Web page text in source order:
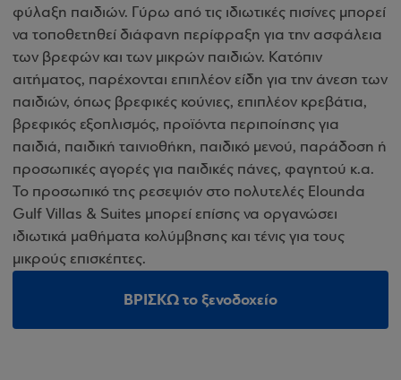
φύλαξη παιδιών. Γύρω από τις ιδιωτικές πισίνες μπορεί
να τοποθετηθεί διάφανη περίφραξη για την ασφάλεια
των βρεφών και των μικρών παιδιών. Κατόπιν
αιτήματος, παρέχονται επιπλέον είδη για την άνεση των
παιδιών, όπως βρεφικές κούνιες, επιπλέον κρεβάτια,
βρεφικός εξοπλισμός, προϊόντα περιποίησης για
παιδιά, παιδική ταινιοθήκη, παιδικό μενού, παράδοση ή
προσωπικές αγορές για παιδικές πάνες, φαγητού κ.α.
Το προσωπικό της ρεσεψιόν στο πολυτελές Elounda
Gulf Villas & Suites μπορεί επίσης να οργανώσει
ιδιωτικά μαθήματα κολύμβησης και τένις για τους
μικρούς επισκέπτες.
ΒΡΙΣΚΩ το ξενοδοχείο